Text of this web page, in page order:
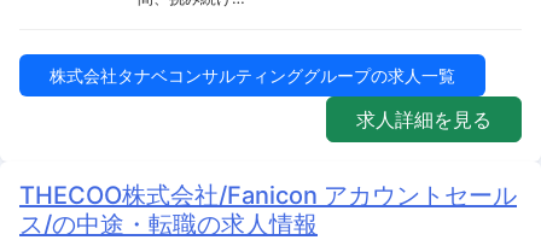
株式会社タナベコンサルティンググループの求人一覧
求人詳細を見る
THECOO株式会社/Fanicon アカウントセール
ス/の中途・転職の求人情報